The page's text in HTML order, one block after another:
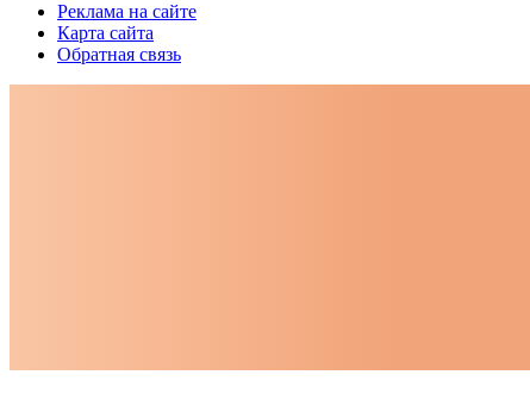
Реклама на сайте
Карта сайта
Обратная связь